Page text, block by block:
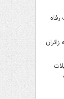
رفاه